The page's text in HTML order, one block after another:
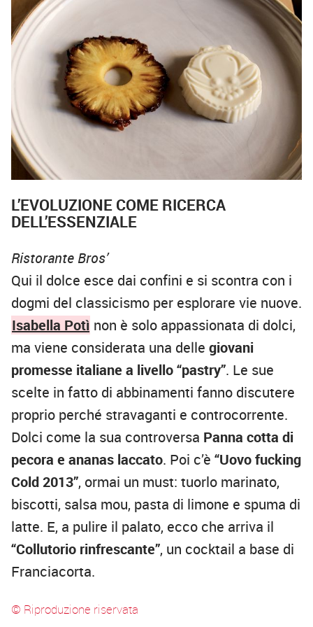
L’EVOLUZIONE COME RICERCA
DELL’ESSENZIALE
Ristorante Bros’
Qui il dolce esce dai confini e si scontra con i
dogmi del classicismo per esplorare vie nuove.
Isabella Potì non è solo appassionata di dolci,
ma viene considerata una delle giovani
promesse italiane a livello “pastry”. Le sue
scelte in fatto di abbinamenti fanno discutere
proprio perché stravaganti e controcorrente.
Dolci come la sua controversa Panna cotta di
pecora e ananas laccato. Poi c’è “Uovo fucking
Cold 2013”, ormai un must: tuorlo marinato,
biscotti, salsa mou, pasta di limone e spuma di
latte. E, a pulire il palato, ecco che arriva il
“Collutorio rinfrescante”, un cocktail a base di
Franciacorta.
© Riproduzione riservata